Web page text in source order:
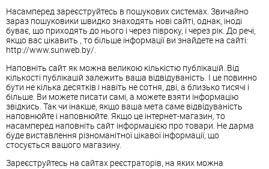
Насамперед зареєструйтесь в пошукових системах. Звичайно
зараз пошуковики швидко знаходять нові сайті, однак, іноді
буває, що приходять до нього і через півроку, і через рік. До речі,
якщо вас цікавить , то більше інформації ви знайдете на сайті:
http://www.sunweb.by/.
Наповніть сайт як можна великою кількістю публікацій. Від
кількості публікацій залежить ваша відвідуваність. І це повинно
бути не кілька десятків і навіть не сотня, дві, а близько тисячі і
більше. Ви можете писати самі, а можете взяти інформацію
звідкись. Так чи інакше, якщо ваша мета саме відвідуваність
наповнюйте і наповнюйте. Якщо це інтернет-магазин, то
насамперед наповніть сайт інформацією про товари. Не дарма
буде виставлення різноманітної цікавої інформації, що
стосується вашого магазину.
Зареєструйтесь на сайтах реєстраторів, на яких можна